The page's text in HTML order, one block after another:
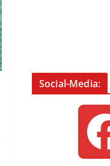
Social-Media: